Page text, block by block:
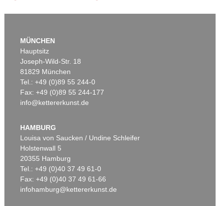
Auktion 434 - Lot 510
Ergebnis:€ 21.600
MÜNCHEN
Hauptsitz
Joseph-Wild-Str. 18
81829 München
Tel.: +49 (0)89 55 244-0
Fax: +49 (0)89 55 244-177
info@kettererkunst.de
HAMBURG
Louisa von Saucken / Undine Schleifer
Holstenwall 5
20355 Hamburg
Tel.: +49 (0)40 37 49 61-0
Fax: +49 (0)40 37 49 61-66
infohamburg@kettererkunst.de